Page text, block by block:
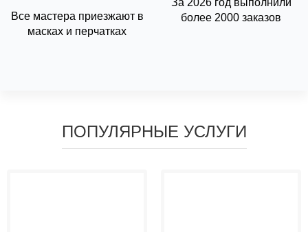
Все мастера приезжают в
масках и перчатках
За 2026год выполнили
более 2000 заказов
ПОПУЛЯРНЫЕ УСЛУГИ